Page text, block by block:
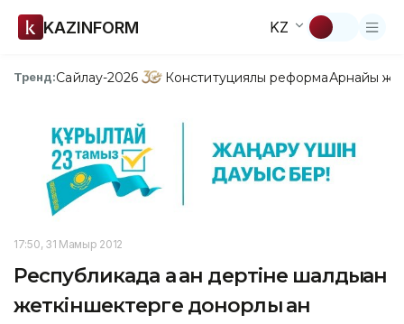
KAZINFORM KZ
Тренд:Сайлау-2026 Конституциялық реформаАрнайы
17:50, 31 Мамыр 2012
Республикада ақ қан дертіне шалдыққан
жеткіншектерге донорлық қан